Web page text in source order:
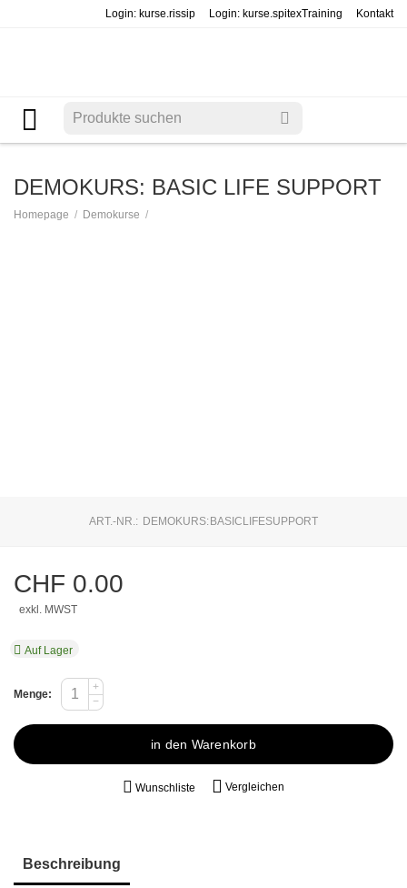
Login: kurse.rissip Login: kurse.spitexTraining Kontakt
DEMOKURS: BASIC LIFE SUPPORT
Homepage / Demokurse /
ART.-NR.: DEMOKURS:BASICLIFESUPPORT
CHF 0.00
exkl. MWST
Auf Lager
Menge:
+
−
in den Warenkorb
Wunschliste Vergleichen
Beschreibung